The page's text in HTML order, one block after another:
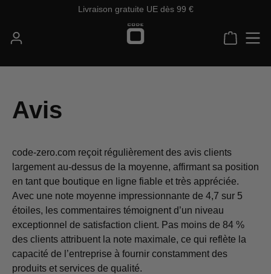
Passer au contenu principalLivraison gratuite UE dès 99 €
Le
Avis
code-zero.com reçoit régulièrement des avis clients
largement au-dessus de la moyenne, affirmant sa position
en tant que boutique en ligne fiable et très appréciée.
Avec une note moyenne impressionnante de 4,7 sur 5
étoiles, les commentaires témoignent d’un niveau
exceptionnel de satisfaction client. Pas moins de 84 %
des clients attribuent la note maximale, ce qui reflète la
capacité de l’entreprise à fournir constamment des
produits et services de qualité.